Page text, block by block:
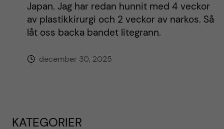
Japan. Jag har redan hunnit med 4 veckor
av plastikkirurgi och 2 veckor av narkos. Så
låt oss backa bandet litegrann.
december 30, 2025
KATEGORIER